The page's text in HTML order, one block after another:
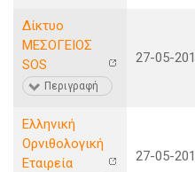
Δίκτυο
ΜΕΣΟΓΕΙΟΣ
SOS
Περιγραφή
27-05-
Ελληνική
Ορνιθολογική
Εταιρεία
27-05-